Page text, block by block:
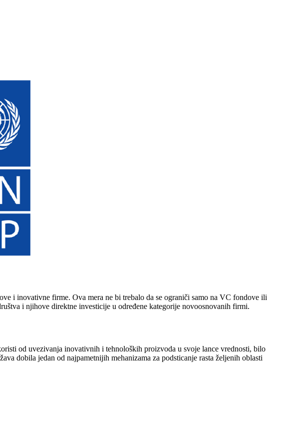
i inovativne firme. Ova mera ne bi trebalo da se ograniči samo na VC fondove ili
i njihove direktne investicije u određene kategorije novoosnovanih firmi.
od uvezivanja inovativnih i tehnoloških proizvoda u svoje lance vrednosti, bilo
dobila jedan od najpametnijih mehanizama za podsticanje rasta željenih oblasti